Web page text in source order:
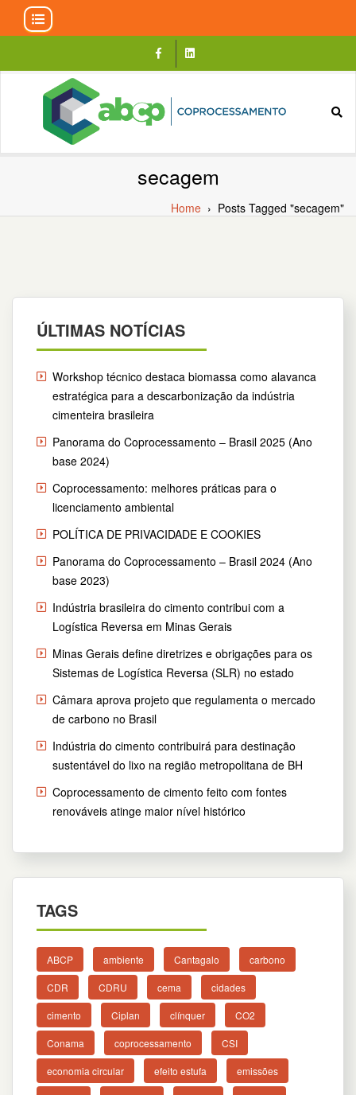
content
secagem
Home › Posts Tagged "secagem"
ÚLTIMAS NOTÍCIAS
Workshop técnico destaca biomassa como alavanca
estratégica para a descarbonização da indústria
cimenteira brasileira
Panorama do Coprocessamento – Brasil 2025 (Ano
base 2024)
Coprocessamento: melhores práticas para o
licenciamento ambiental
POLÍTICA DE PRIVACIDADE E COOKIES
Panorama do Coprocessamento – Brasil 2024 (Ano
base 2023)
Indústria brasileira do cimento contribui com a
Logística Reversa em Minas Gerais
Minas Gerais define diretrizes e obrigações para os
Sistemas de Logística Reversa (SLR) no estado
Câmara aprova projeto que regulamenta o mercado
de carbono no Brasil
Indústria do cimento contribuirá para destinação
sustentável do lixo na região metropolitana de BH
Coprocessamento de cimento feito com fontes
renováveis atinge maior nível histórico
TAGS
ABCP ambiente Cantagalo carbono
CDR CDRU cema cidades
cimento Ciplan clínquer CO2
Conama coprocessamento CSI
economia circular efeito estufa emissões